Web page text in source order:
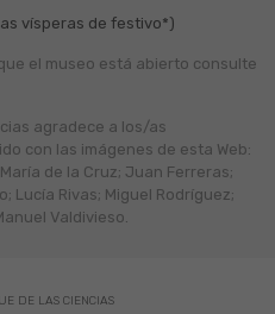
vísperas de festivo*)
el museo está abierto consulte
agradece a los/as
con las imágenes de esta Web:
de la Cruz; Juan Ferreras;
Lucía Rivas; Miguel Rodríguez;
Valdivieso.
DE LAS CIENCIAS